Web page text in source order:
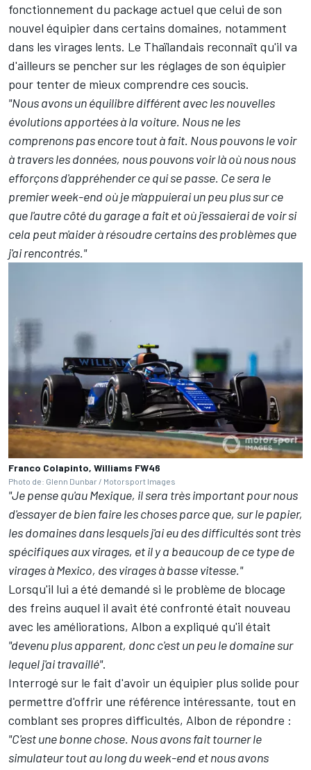
fonctionnement du package actuel que celui de son
nouvel équipier dans certains domaines, notamment
dans les virages lents. Le Thaïlandais reconnaît qu'il va
d'ailleurs se pencher sur les réglages de son équipier
pour tenter de mieux comprendre ces soucis.
"Nous avons un équilibre différent avec les nouvelles
évolutions apportées à la voiture. Nous ne les
comprenons pas encore tout à fait. Nous pouvons le voir
à travers les données, nous pouvons voir là où nous nous
efforçons d'appréhender ce qui se passe. Ce sera le
premier week-end où je m'appuierai un peu plus sur ce
que l'autre côté du garage a fait et où j'essaierai de voir si
cela peut m'aider à résoudre certains des problèmes que
j'ai rencontrés."
Franco Colapinto, Williams FW46
Photo de: Glenn Dunbar / Motorsport Images
"Je pense qu'au Mexique, il sera très important pour nous
d'essayer de bien faire les choses parce que, sur le papier,
les domaines dans lesquels j'ai eu des difficultés sont très
spécifiques aux virages, et il y a beaucoup de ce type de
virages à Mexico, des virages à basse vitesse."
Lorsqu'il lui a été demandé si le problème de blocage
des freins auquel il avait été confronté était nouveau
avec les améliorations, Albon a expliqué qu'il était
"devenu plus apparent, donc c'est un peu le domaine sur
lequel j'ai travaillé".
Interrogé sur le fait d'avoir un équipier plus solide pour
permettre d'offrir une référence intéressante, tout en
comblant ses propres difficultés, Albon de répondre :
"C'est une bonne chose. Nous avons fait tourner le
simulateur tout au long du week-end et nous avons